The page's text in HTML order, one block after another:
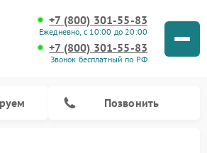
+7 (800) 301-55-83
Ежедневно, с 10:00 до 20:00
+7 (800) 301-55-83
Звонок бесплатный по РФ
Позвонить